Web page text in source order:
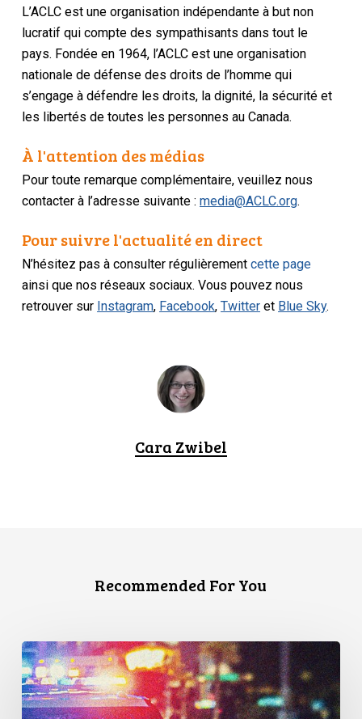
L’ACLC est une organisation indépendante à but non
lucratif qui compte des sympathisants dans tout le
pays. Fondée en 1964, l’ACLC est une organisation
nationale de défense des droits de l’homme qui
s’engage à défendre les droits, la dignité, la sécurité et
les libertés de toutes les personnes au Canada.
À l'attention des médias
Pour toute remarque complémentaire, veuillez nous
contacter à l’adresse suivante :media@ACLC.org.
Pour suivre l'actualité en direct
N’hésitez pas à consulter régulièrementcette page
ainsi que nos réseaux sociaux. Vous pouvez nous
retrouver sur Instagram, Facebook,Twitter et Blue Sky.
Cara Zwibel
Recommended For You
Appels
en
faveur
d’une